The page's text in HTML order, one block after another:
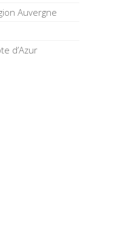
Auvergne
d’Azur